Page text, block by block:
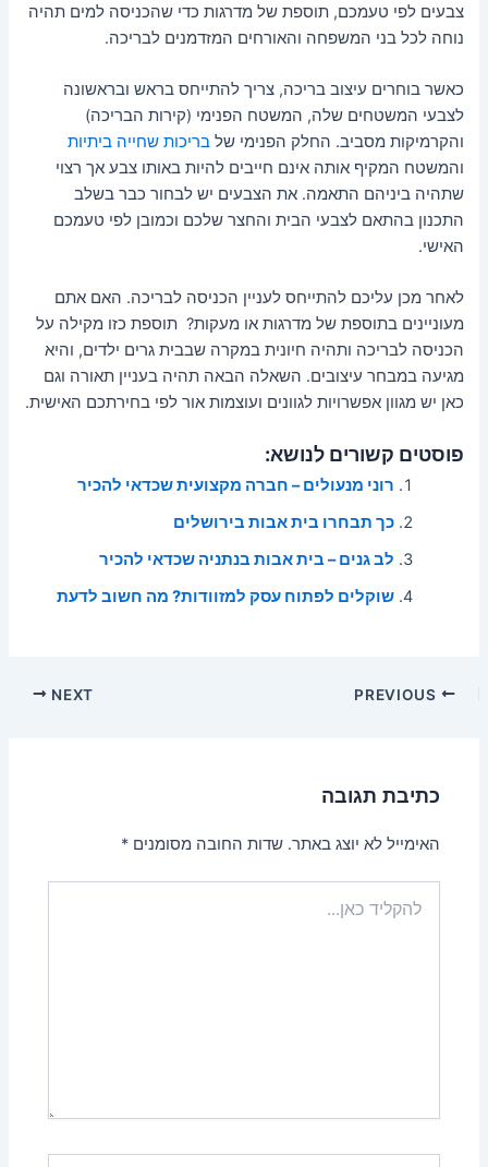
צבעים לפי טעמכם, תוספת של מדרגות כדי שהכניסה למים תהיה
נוחה לכל בני המשפחה והאורחים המזדמנים לבריכה.
כאשר בוחרים עיצוב בריכה, צריך להתייחס בראש ובראשונה
לצבעי המשטחים שלה, המשטח הפנימי (קירות הבריכה)
והקרמיקות מסביב. החלק הפנימי שלבריכות שחייה ביתיות
והמשטח המקיף אותה אינם חייבים להיות באותו צבע אך רצוי
שתהיה ביניהם התאמה. את הצבעים יש לבחור כבר בשלב
התכנון בהתאם לצבעי הבית והחצר שלכם וכמובן לפי טעמכם
האישי.
לאחר מכן עליכם להתייחס לעניין הכניסה לבריכה. האם אתם
מעוניינים בתוספת של מדרגות או מעקות? תוספת כזו מקילה על
הכניסה לבריכה ותהיה חיונית במקרה שבבית גרים ילדים, והיא
מגיעה במבחר עיצובים. השאלה הבאה תהיה בעניין תאורה וגם
כאן יש מגוון אפשרויות לגוונים ועוצמות אור לפי בחירתכם האישית.
פוסטים קשורים לנושא:
רוני מנעולים – חברה מקצועית שכדאי להכיר
כך תבחרו בית אבות בירושלים
לב גנים – בית אבות בנתניה שכדאי להכיר
שוקלים לפתוח עסק למזוודות? מה חשוב לדעת
Post
NEXT
כתיבת תגובה
האימייל לא יוצג באתר. שדות החובה מסומנים*
כאן...